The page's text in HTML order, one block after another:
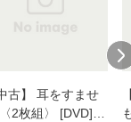
古】 耳をすませ
2枚組〉 [DVD] /